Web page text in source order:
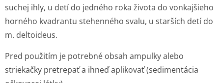
suchej ihly, u detí do jedného roka života do vonkajšieho
horného kvadrantu stehenného svalu, u starších detí do
m. deltoideus.
Pred použitím je potrebné obsah ampulky alebo
striekačky pretrepať a ihneď aplikovať (sedimentácia